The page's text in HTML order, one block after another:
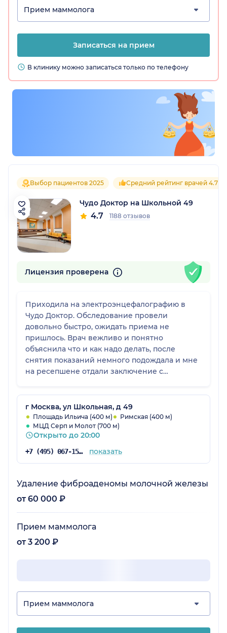
Прием маммолога
Записаться на прием
В клинику можно записаться только по телефону
Выбор пациентов 2025 Средний рейтинг врачей 4.7
Чудо Доктор на Школьной 49
4.7 1188 отзывов
Лицензия проверена
Приходила на электроэнцефалографию в
Чудо Доктор. Обследование провели
довольно быстро, ожидать приема не
пришлось. Врач вежливо и понятно
объяснила что и как надо делать, после
снятия показаний немного подождала и мне
на ресепшене отдали заключение с
клиники приятный, обходительный. Мне
клиника понравилась.
г Москва, ул Школьная, д 49
Площадь Ильича (400 м)
Римская (400 м)
МЦД Серп и Молот (700 м)
Открыто до 20:00
+7 (495) 067-15-02 показать
Удаление фиброаденомы молочной железы
от 60 000 ₽
Прием маммолога
от 3 200 ₽
Прием маммолога